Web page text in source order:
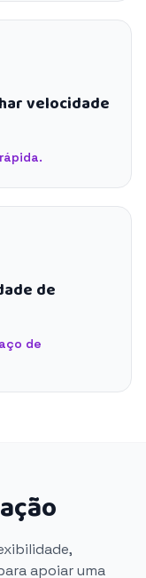
velocidade
de
de
apoiar uma